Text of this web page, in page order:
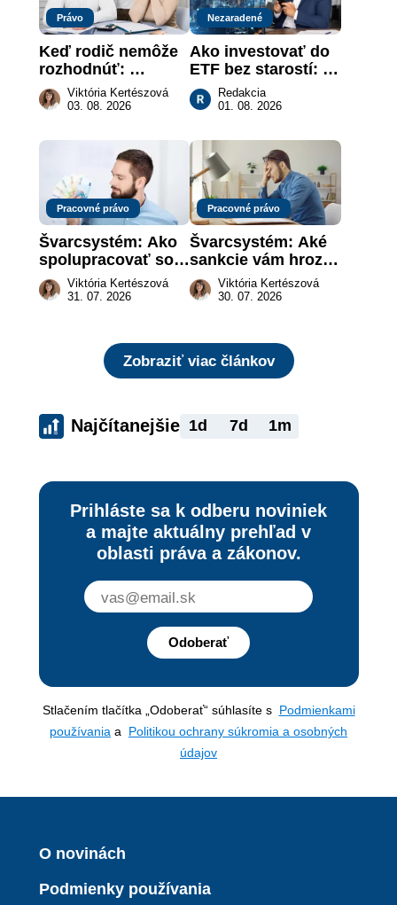
Právo
Keď rodič nemôže
rozhodnúť:
nahradenie prejavu
vôle súdom v
Viktória Kertészová
03. 08. 2026
Nezaradené
Ako investovať do
ETF bez starostí:
Investičné plány,
ktoré urobia prácu
Redakcia
01. 08. 2026
Pracovné právo
Švarcsystém: Ako
spolupracovať so
živnostníkom
legálne a bez
Viktória Kertészová
31. 07. 2026
Pracovné právo
Švarcsystém: Aké
sankcie vám hrozia
a prečo nestačí
zaplatiť pokutu?
Viktória Kertészová
30. 07. 2026
Zobraziť viac článkov
Najčítanejšie 1d 7d 1m
Prihláste sa k odberu noviniek
a majte aktuálny prehľad v
oblasti práva a zákonov.
Odoberať
Stlačením tlačítka „Odoberať“ súhlasíte s Podmienkami
používania a Politikou ochrany súkromia a osobných
údajov
O novinách
Podmienky používania